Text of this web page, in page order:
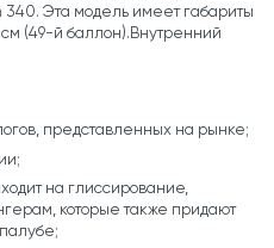
340. Эта модель имеет габариты
(49-й баллон).Внутренний
представленных на рынке;
на глиссирование,
которые также придают